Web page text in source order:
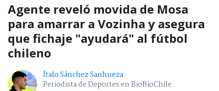
Agente reveló movida de Mosa
para amarrar a Vozinha y asegura
que fichaje "ayudará" al fútbol
chileno
Ítalo Sánchez Sanhueza
Periodista de Deportes en BioBioChile